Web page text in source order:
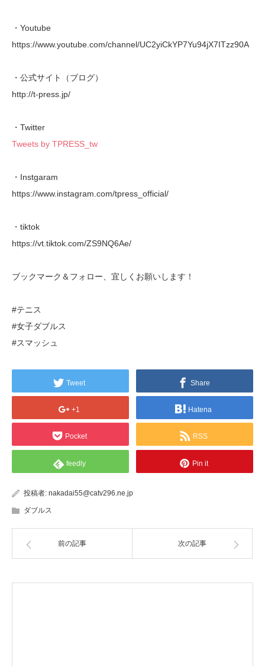
・Youtube
https://www.youtube.com/channel/UC2yiCkYP7Yu94jX7ITzz90A
・公式サイト（ブログ）
http://t-press.jp/
・Twitter
Tweets by TPRESS_tw
・Instgaram
https://www.instagram.com/tpress_official/
・tiktok
https://vt.tiktok.com/ZS9NQ6Ae/
ブックマーク＆フォロー、宜しくお願いします！
#テニス
#女子ダブルス
#スマッシュ
Tweet Share
+1 Hatena
Pocket RSS
feedly Pin it
投稿者: nakadai55@catv296.ne.jp
ダブルス
前の記事 次の記事